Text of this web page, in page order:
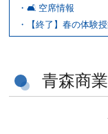
・🛋 空席情報
・【終了】春の体験
青森商